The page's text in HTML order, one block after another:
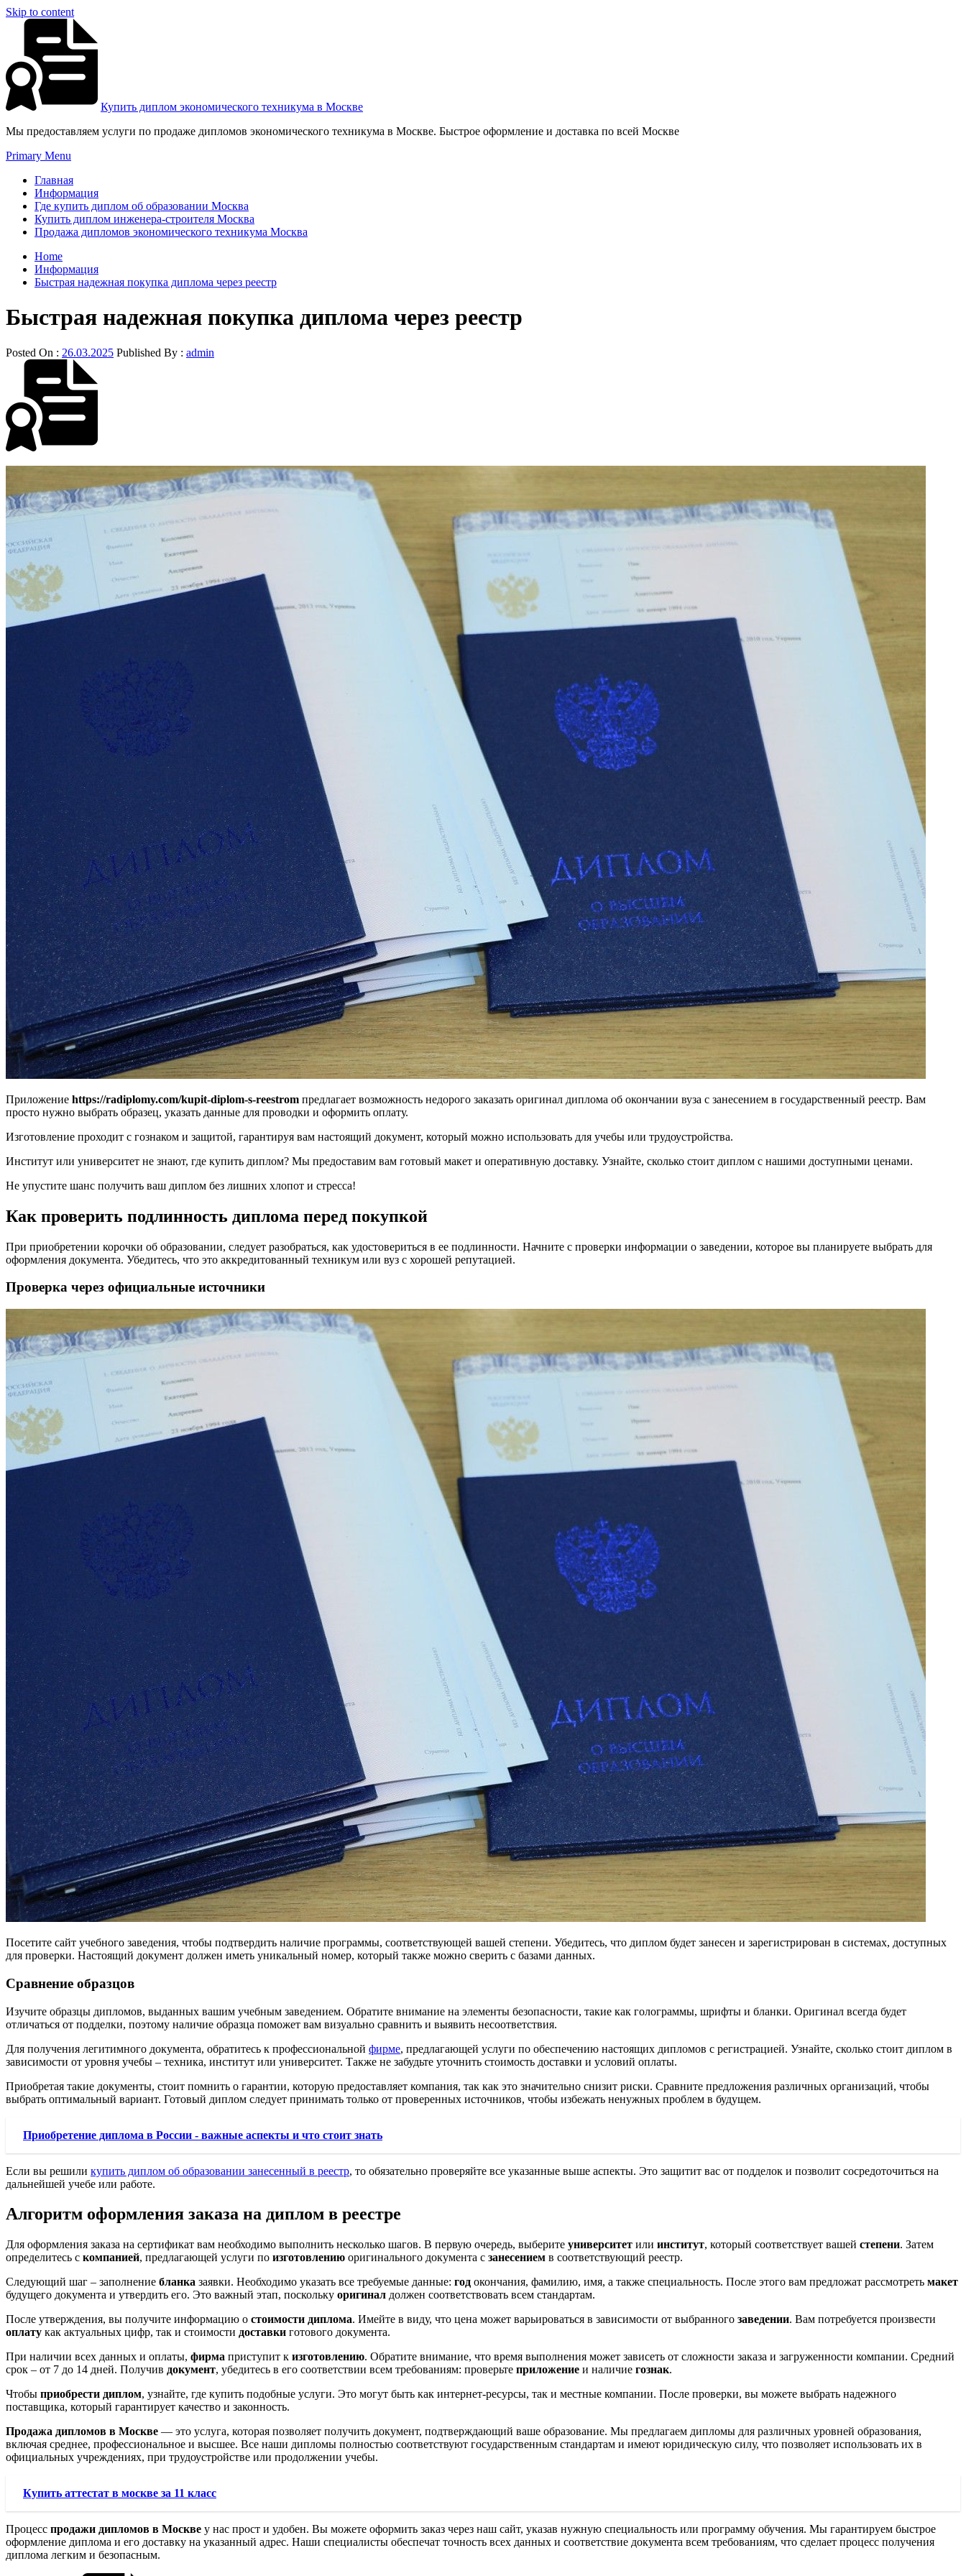
Skip to content
Купить диплом экономического техникума в Москве
Мы предоставляем услуги по продаже дипломов экономического техникума в Москве. Быстрое оформление и доставка по всей Москве
Primary Menu
Главная
Информация
Где купить диплом об образовании Москва
Купить диплом инженера-строителя Москва
Продажа дипломов экономического техникума Москва
Home
Информация
Быстрая надежная покупка диплома через реестр
Быстрая надежная покупка диплома через реестр
Posted On : 26.03.2025 Published By : admin
Приложение https://radiplomy.com/kupit-diplom-s-reestrom предлагает возможность недорого заказать оригинал диплома об окончании вуза с занесением в государственный реестр. Вам
просто нужно выбрать образец, указать данные для проводки и оформить оплату.
Изготовление проходит с гознаком и защитой, гарантируя вам настоящий документ, который можно использовать для учебы или трудоустройства.
Институт или университет не знают, где купить диплом? Мы предоставим вам готовый макет и оперативную доставку. Узнайте, сколько стоит диплом с нашими доступными ценами.
Не упустите шанс получить ваш диплом без лишних хлопот и стресса!
Как проверить подлинность диплома перед покупкой
При приобретении корочки об образовании, следует разобраться, как удостовериться в ее подлинности. Начните с проверки информации о заведении, которое вы планируете выбрать для
оформления документа. Убедитесь, что это аккредитованный техникум или вуз с хорошей репутацией.
Проверка через официальные источники
Посетите сайт учебного заведения, чтобы подтвердить наличие программы, соответствующей вашей степени. Убедитесь, что диплом будет занесен и зарегистрирован в системах, доступных
для проверки. Настоящий документ должен иметь уникальный номер, который также можно сверить с базами данных.
Сравнение образцов
Изучите образцы дипломов, выданных вашим учебным заведением. Обратите внимание на элементы безопасности, такие как голограммы, шрифты и бланки. Оригинал всегда будет
отличаться от подделки, поэтому наличие образца поможет вам визуально сравнить и выявить несоответствия.
Для получения легитимного документа, обратитесь к профессиональной фирме, предлагающей услуги по обеспечению настоящих дипломов с регистрацией. Узнайте, сколько стоит диплом в
зависимости от уровня учебы – техника, институт или университет. Также не забудьте уточнить стоимость доставки и условий оплаты.
Приобретая такие документы, стоит помнить о гарантии, которую предоставляет компания, так как это значительно снизит риски. Сравните предложения различных организаций, чтобы
выбрать оптимальный вариант. Готовый диплом следует принимать только от проверенных источников, чтобы избежать ненужных проблем в будущем.
Приобретение диплома в России - важные аспекты и что стоит знать
Если вы решили купить диплом об образовании занесенный в реестр, то обязательно проверяйте все указанные выше аспекты. Это защитит вас от подделок и позволит сосредоточиться на
дальнейшей учебе или работе.
Алгоритм оформления заказа на диплом в реестре
Для оформления заказа на сертификат вам необходимо выполнить несколько шагов. В первую очередь, выберите университет или институт, который соответствует вашей степени. Затем
определитесь с компанией, предлагающей услуги по изготовлению оригинального документа с занесением в соответствующий реестр.
Следующий шаг – заполнение бланка заявки. Необходимо указать все требуемые данные: год окончания, фамилию, имя, а также специальность. После этого вам предложат рассмотреть макет
будущего документа и утвердить его. Это важный этап, поскольку оригинал должен соответствовать всем стандартам.
После утверждения, вы получите информацию о стоимости диплома. Имейте в виду, что цена может варьироваться в зависимости от выбранного заведении. Вам потребуется произвести
оплату как актуальных цифр, так и стоимости доставки готового документа.
При наличии всех данных и оплаты, фирма приступит к изготовлению. Обратите внимание, что время выполнения может зависеть от сложности заказа и загруженности компании. Средний
срок – от 7 до 14 дней. Получив документ, убедитесь в его соответствии всем требованиям: проверьте приложение и наличие гознак.
Чтобы приобрести диплом, узнайте, где купить подобные услуги. Это могут быть как интернет-ресурсы, так и местные компании. После проверки, вы можете выбрать надежного
поставщика, который гарантирует качество и законность.
Продажа дипломов в Москве — это услуга, которая позволяет получить документ, подтверждающий ваше образование. Мы предлагаем дипломы для различных уровней образования,
включая среднее, профессиональное и высшее. Все наши дипломы полностью соответствуют государственным стандартам и имеют юридическую силу, что позволяет использовать их в
официальных учреждениях, при трудоустройстве или продолжении учебы.
Купить аттестат в москве за 11 класс
Процесс продажи дипломов в Москве у нас прост и удобен. Вы можете оформить заказ через наш сайт, указав нужную специальность или программу обучения. Мы гарантируем быстрое
оформление диплома и его доставку на указанный адрес. Наши специалисты обеспечат точность всех данных и соответствие документа всем требованиям, что сделает процесс получения
диплома легким и безопасным.